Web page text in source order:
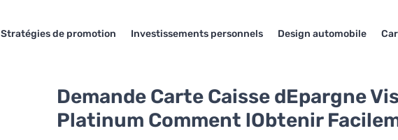
Design automobile
Investissements personnels
Stratégies de promotion
Demande Carte Caisse dEpargne
Platinum Comment lObtenir